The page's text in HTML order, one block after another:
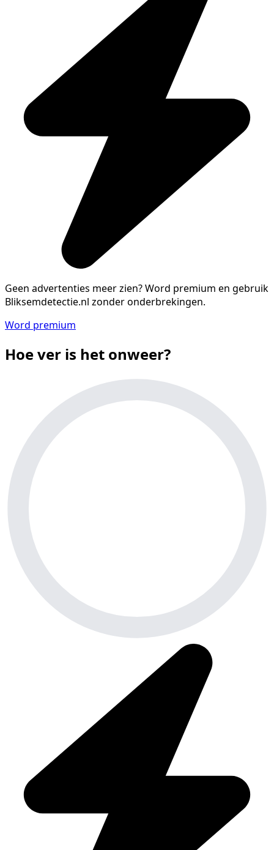
Geen advertenties meer zien?Word premium en gebruik
Bliksemdetectie.nl zonder onderbrekingen.
Word premium
Hoe ver is het onweer?